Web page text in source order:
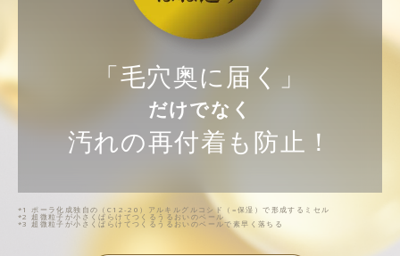
「毛穴奥に届く」
だけでなく
汚れの再付着も防止！
*1 ポーラ化成独自の（C12-20）アルキルグルコシド（=保湿）で形成するミセル
*2 超微粒子が小さくばらけてつくるうるおいのベール
*3 超微粒子が小さくばらけてつくるうるおいのベールで素早く落ちる